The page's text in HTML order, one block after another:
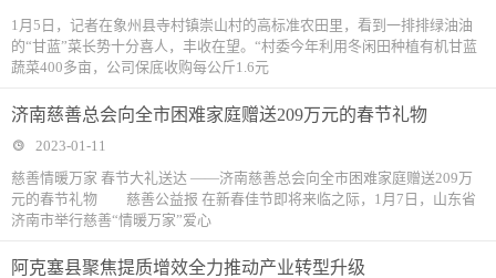
1月5日，记者在象州县寺村镇崇山村的高标准农田里，看到一排排绿油油
的“甘蓝”菜长势十分喜人，丰收在望。“村委今年利用冬闲田种植有机甘蓝
蔬菜400多亩，公司保底收购每公斤1.6元
济南慈善总会向全市困难家庭赠送209万元的春节礼物
2023-01-11
慈善情暖万家 春节大礼送达 ——济南慈善总会向全市困难家庭赠送209万
元的春节礼物 慈善公益报 在新春佳节即将来临之际，1月7日，山东省
济南市举行慈善“情暖万家”爱心
阿克塞县聚焦提质增效全力推动产业转型升级